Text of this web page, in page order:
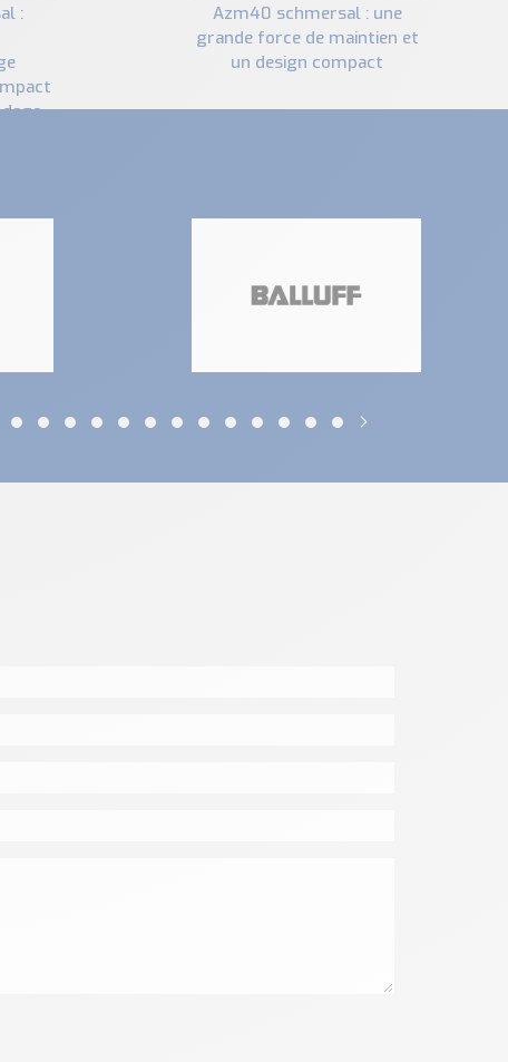
azm40 schmersal : une
grande force de maintien et
un design compact